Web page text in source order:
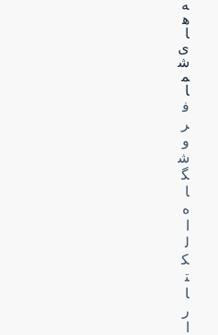
ه‌
ه
ا
ی
ش
م
ا
ف
ر
و
ش
گ
ا
ه
ل
ک
ت
ا
ر